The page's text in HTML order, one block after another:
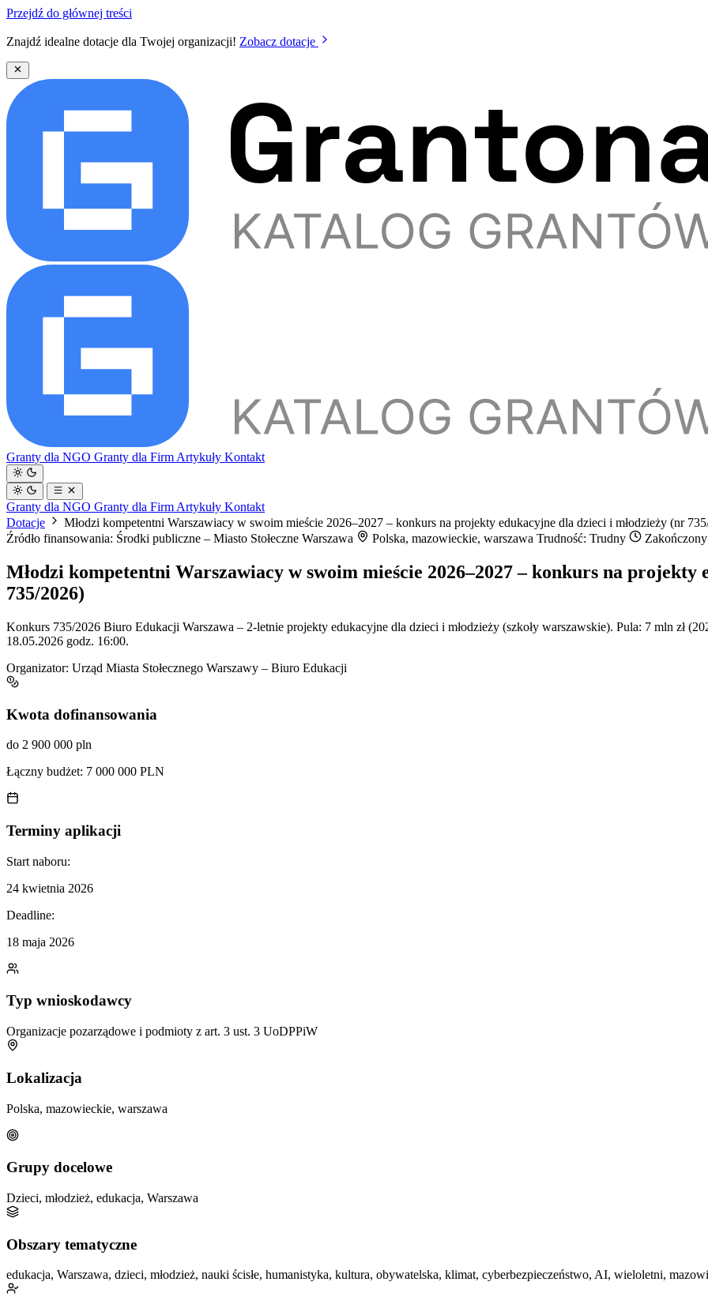
Przejdź do głównej treści
Znajdź idealne dotacje dla Twojej organizacji! Zobacz dotacje
Granty dla NGO Granty dla Firm Artykuły Kontakt
Granty dla NGO Granty dla Firm Artykuły Kontakt
Dotacje
Młodzi kompetentni Warszawiacy w swoim mieście 2026–2027 – konkurs na projekty edukacyjne dla dzieci i młodzieży (nr
Źródło finansowania: Środki publiczne – Miasto Stołeczne Warszawa
Polska, mazowieckie, warszawa Trudność: Trudny Zakończony
Młodzi kompetentni Warszawiacy w swoim mieście 2026–2027 – konkurs na
735/2026)
Konkurs 735/2026 Biuro Edukacji Warszawa – 2-letnie projekty edukacyjne dla dzieci i młodzieży (szkoły warszawskie). Pula: 7 mln zł
18.05.2026 godz. 16:00.
Organizator: Urząd Miasta Stołecznego Warszawy – Biuro Edukacji
Kwota dofinansowania
do 2 900 000 pln
Łączny budżet: 7 000 000 PLN
Terminy aplikacji
Start naboru:
24 kwietnia 2026
Deadline:
18 maja 2026
Typ wnioskodawcy
Organizacje pozarządowe i podmioty z art. 3 ust. 3 UoDPPiW
Lokalizacja
Polska, mazowieckie, warszawa
Grupy docelowe
Dzieci, młodzież, edukacja, Warszawa
Obszary tematyczne
edukacja, Warszawa, dzieci, młodzież, nauki ścisłe, humanistyka, kultura, obywatelska, klimat, cyberbezpieczeństwo, AI, wieloletni,